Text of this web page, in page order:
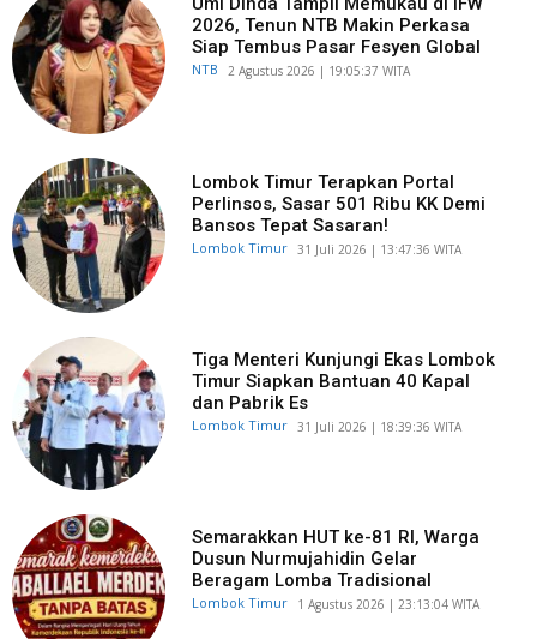
2026, Tenun NTB Makin Perkasa
Siap Tembus Pasar Fesyen Global
NTB ​2 Agustus 2026 | 19:05:37 WITA
Lombok Timur Terapkan Portal
Perlinsos, Sasar 501 Ribu KK Demi
Bansos Tepat Sasaran!
Lombok Timur ​31 Juli 2026 | 13:47:36 WITA
Tiga Menteri Kunjungi Ekas Lombok
Timur Siapkan Bantuan 40 Kapal
dan Pabrik Es
Lombok Timur ​31 Juli 2026 | 18:39:36 WITA
Semarakkan HUT ke-81 RI, Warga
Dusun Nurmujahidin Gelar
Beragam Lomba Tradisional
Lombok Timur ​1 Agustus 2026 | 23:13:04 WITA